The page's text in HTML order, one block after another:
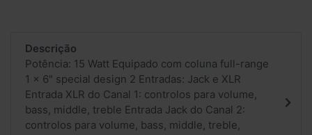
Descrição
Potência: 15 Watt Equipado com coluna full-range
1 x 6" special design 2 Entradas: Jack e XLR
Entrada XLR do Canal 1: controlos para volume,
bass, middle, treble Entrada Jack do Canal 2:
controlos para volume, bass, middle, treble,